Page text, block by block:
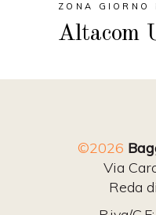
ZONA GIORNO
Altacom
©2026
Via
Reda